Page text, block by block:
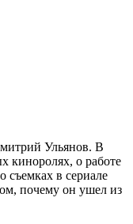
Ульянов. В
киноролях, о работе
в сериале
почему он ушел из